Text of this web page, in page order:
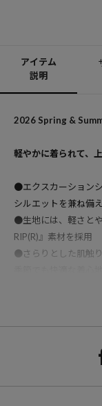
アイテム
説明
2026 Spring &
軽やかに着られて、
●エクスカーション
シルエットを兼ね備
●生地には、軽さと
RIP(R)』素材を採用
●さらりとした肌触
●ネックまわりには
合わせやすく、日常